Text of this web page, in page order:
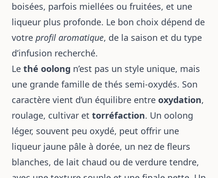
boisées, parfois miellées ou fruitées, et une
liqueur plus profonde. Le bon choix dépend de
votre profil aromatique, de la saison et du type
d’infusion recherché.
Le thé oolong n’est pas un style unique, mais
une grande famille de thés semi-oxydés. Son
caractère vient d’un équilibre entre oxydation,
roulage, cultivar et torréfaction. Un oolong
léger, souvent peu oxydé, peut offrir une
liqueur jaune pâle à dorée, un nez de fleurs
blanches, de lait chaud ou de verdure tendre,